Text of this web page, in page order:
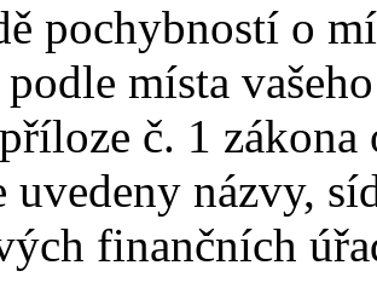
pochybností o
místa
č. 1 zákona
uvedeny názvy,
finančních